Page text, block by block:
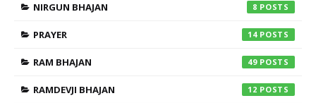
NIRGUN BHAJAN 8
PRAYER 14
RAM BHAJAN 49
RAMDEVJI BHAJAN 12